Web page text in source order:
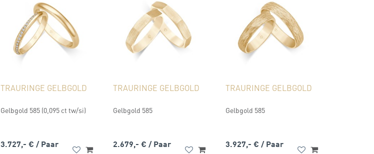
TRAURINGE GELBGOLD
Gelbgold 585 (0,095 ct tw/si)
3.727,- € / Paar
TRAURINGE GELBGOLD
Gelbgold 585
2.679,- € / Paar
TRAURINGE GELBGOLD
Gelbgold 585
3.927,- € / Paar